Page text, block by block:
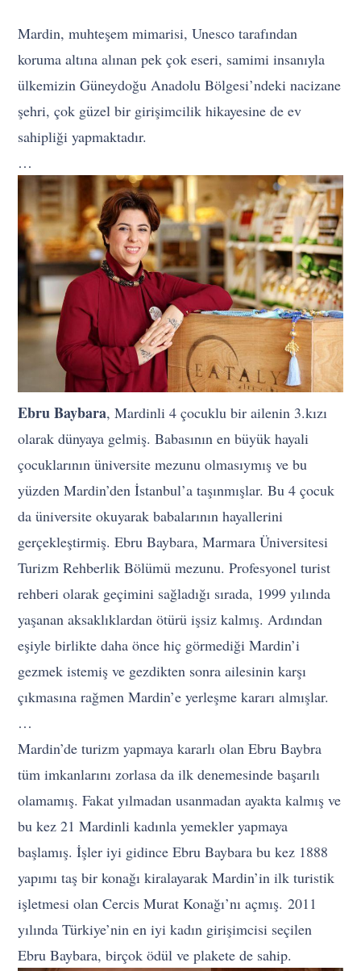
Mardin, muhteşem mimarisi, Unesco tarafından
koruma altına alınan pek çok eseri, samimi insanıyla
ülkemizin Güneydoğu Anadolu Bölgesi’ndeki nacizane
şehri, çok güzel bir girişimcilik hikayesine de ev
sahipliği yapmaktadır.
…
Ebru Baybara, Mardinli 4 çocuklu bir ailenin 3.kızı
olarak dünyaya gelmiş. Babasının en büyük hayali
çocuklarının üniversite mezunu olmasıymış ve bu
yüzden Mardin’den İstanbul’a taşınmışlar. Bu 4 çocuk
da üniversite okuyarak babalarının hayallerini
gerçekleştirmiş. Ebru Baybara, Marmara Üniversitesi
Turizm Rehberlik Bölümü mezunu. Profesyonel turist
rehberi olarak geçimini sağladığı sırada, 1999 yılında
yaşanan aksaklıklardan ötürü işsiz kalmış. Ardından
eşiyle birlikte daha önce hiç görmediği Mardin’i
gezmek istemiş ve gezdikten sonra ailesinin karşı
çıkmasına rağmen Mardin’e yerleşme kararı almışlar.
…
Mardin’de turizm yapmaya kararlı olan Ebru Baybra
tüm imkanlarını zorlasa da ilk denemesinde başarılı
olamamış. Fakat yılmadan usanmadan ayakta kalmış ve
bu kez 21 Mardinli kadınla yemekler yapmaya
başlamış. İşler iyi gidince Ebru Baybara bu kez 1888
yapımı taş bir konağı kiralayarak Mardin’in ilk turistik
işletmesi olan Cercis Murat Konağı’nı açmış. 2011
yılında Türkiye’nin en iyi kadın girişimcisi seçilen
Ebru Baybara, birçok ödül ve plakete de sahip.